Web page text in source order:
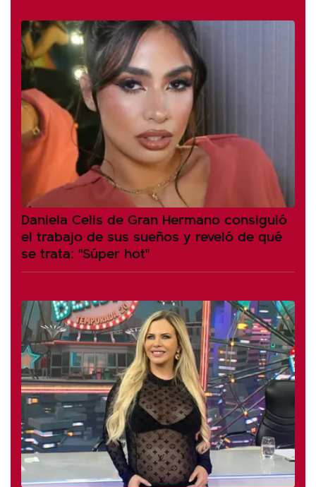
Daniela Celis de Gran Hermano consiguió
el trabajo de sus sueños y reveló de qué
se trata: "Súper hot"